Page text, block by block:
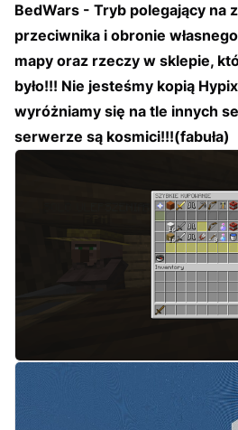
BedWars - Tryb polegający na
przeciwnika i obronie
mapy oraz rzeczy w sklepie,
było!!! Nie jesteśmy kopią
wyróżniamy się na tle innych
serwerze są kosmici!!!(fabuła)